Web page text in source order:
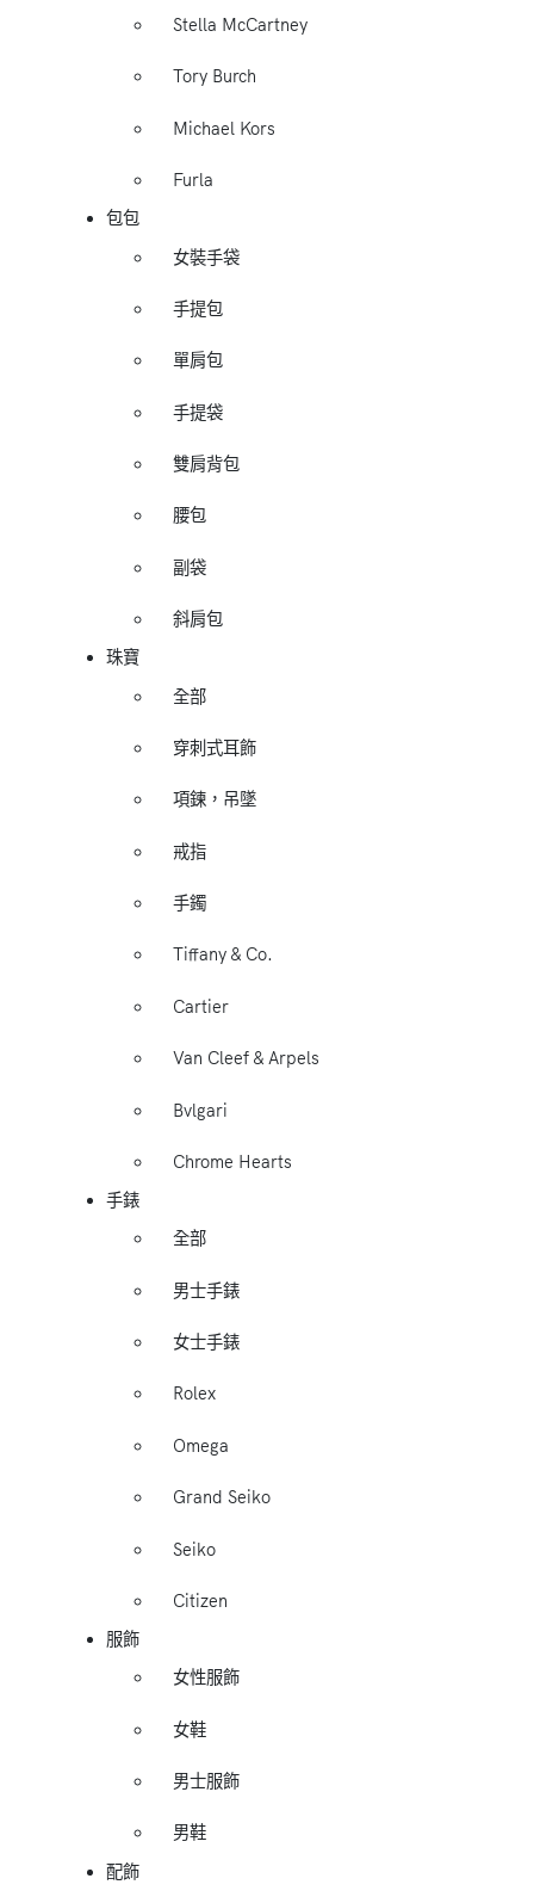
Stella McCartney
Tory Burch
Michael Kors
Furla
包包
女裝手袋
手提包
單肩包
手提袋
雙肩背包
腰包
副袋
斜肩包
珠寶
全部
穿刺式耳飾
項鍊，吊墜
戒指
手鐲
Tiffany & Co.
Cartier
Van Cleef & Arpels
Bvlgari
Chrome Hearts
手錶
全部
男士手錶
女士手錶
Rolex
Omega
Grand Seiko
Seiko
Citizen
服飾
女性服飾
女鞋
男士服飾
男鞋
配飾